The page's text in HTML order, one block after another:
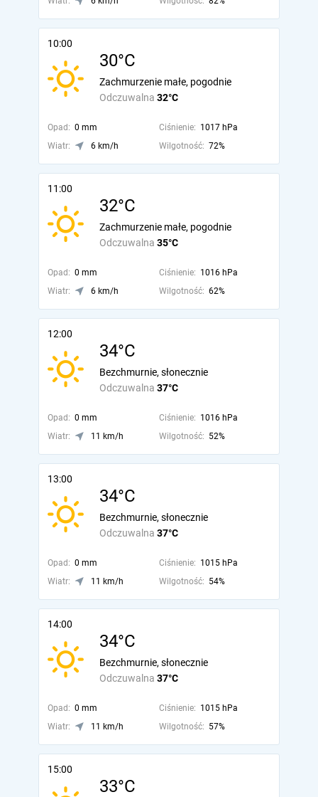
10:00
30°C
Odczuwalna 32°C
Zachmurzenie małe, pogodnie
Opad: 0 mm Ciśnienie: 1017 hPa
Wiatr:
6 km/h Wilgotność: 72%
11:00
32°C
Odczuwalna 35°C
Zachmurzenie małe, pogodnie
Opad: 0 mm Ciśnienie: 1016 hPa
Wiatr:
6 km/h Wilgotność: 62%
12:00
34°C
Odczuwalna 37°C
Bezchmurnie, słonecznie
Opad: 0 mm Ciśnienie: 1016 hPa
Wiatr:
11 km/h Wilgotność: 52%
13:00
34°C
Odczuwalna 37°C
Bezchmurnie, słonecznie
Opad: 0 mm Ciśnienie: 1015 hPa
Wiatr:
11 km/h Wilgotność: 54%
14:00
34°C
Odczuwalna 37°C
Bezchmurnie, słonecznie
Opad: 0 mm Ciśnienie: 1015 hPa
Wiatr:
11 km/h Wilgotność: 57%
15:00
33°C